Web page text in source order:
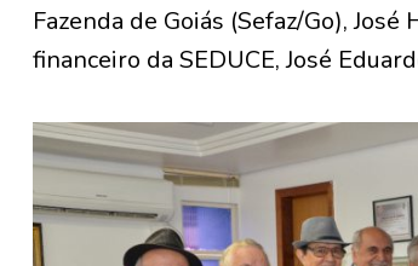
Fazenda de Goiás (Sefaz/Go),
financeiro da SEDUCE, José